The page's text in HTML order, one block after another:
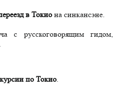
в Токио на синкансэне.
с русскоговорящим гидом,
по Токио